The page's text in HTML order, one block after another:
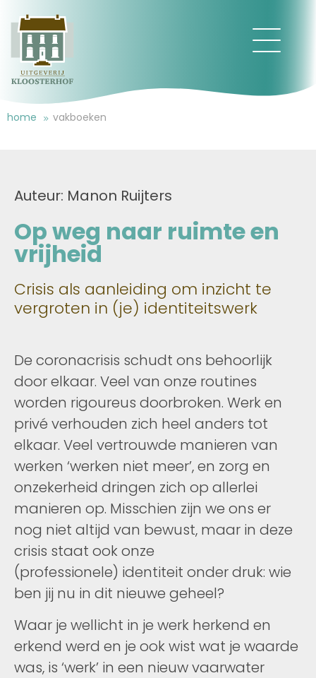
home vakboeken
Auteur: Manon Ruijters
Op weg naar ruimte en
vrijheid
Crisis als aanleiding om inzicht te
vergroten in (je) identiteitswerk
De coronacrisis schudt ons behoorlijk
door elkaar. Veel van onze routines
worden rigoureus doorbroken. Werk en
privé verhouden zich heel anders tot
elkaar. Veel vertrouwde manieren van
werken ‘werken niet meer’, en zorg en
onzekerheid dringen zich op allerlei
manieren op. Misschien zijn we ons er
nog niet altijd van bewust, maar in deze
crisis staat ook onze
(professionele) identiteit onder druk: wie
ben jij nu in dit nieuwe geheel?
Waar je wellicht in je werk herkend en
erkend werd en je ook wist wat je waarde
was, is ‘werk’ in een nieuw vaarwater